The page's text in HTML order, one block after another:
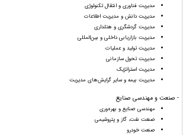
مدیریت فناوری و انتقال تکنولوژی
مدیریت دانش و مدیریت اطلاعات
مدیریت گردشگری و هتلداری
مدیریت بازاریابی داخلی و بین‌المللی
مدیریت تولید و عملیات
مدیریت تحول سازمانی
مدیریت استراتژیک
مدیریت بیمه و سایر گرایش‌های مدیریت
- صنعت و مهندسی صنایع
مهندسی صنایع و بهره‌وری
صنعت نفت، گاز و پتروشیمی
صنعت خودرو